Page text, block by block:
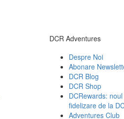
DCR Adventures
Despre Noi
Abonare
DCR Blog
DCR Shop
DCRewards:
fidelizare de la
Adventures Club